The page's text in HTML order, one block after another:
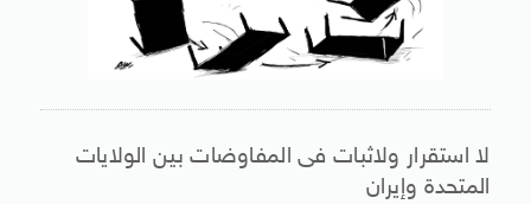
لا استقرار ولاثبات فى المفاوضات بين الولايات
المتحدة وإيران